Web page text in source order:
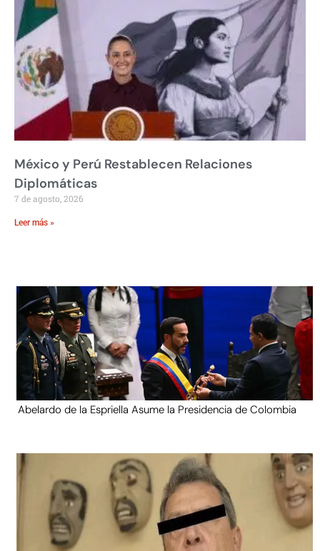
México y Perú Restablecen Relaciones
Diplomáticas
7 de agosto, 2026
Leer más »
Abelardo de la Espriella Asume la Presidencia de Colombia